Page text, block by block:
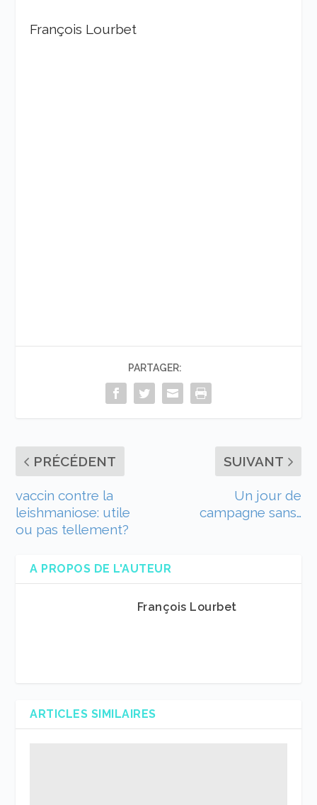
François Lourbet
PARTAGER:
PRÉCÉDENT
vaccin contre la
leishmaniose: utile
ou pas tellement?
SUIVANT
Un jour de
campagne sans…
A PROPOS DE L'AUTEUR
François Lourbet
ARTICLES SIMILAIRES